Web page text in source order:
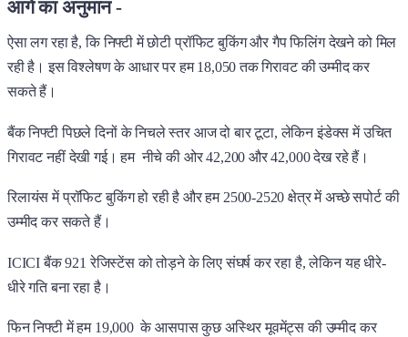
आगे का अनुमान -
ऐसा लग रहा है, कि निफ्टी में छोटी प्रॉफिट बुकिंग और गैप फिलिंग देखने को मिल
रही है। इस विश्लेषण के आधार पर हम 18,050 तक गिरावट की उम्मीद कर
सकते हैं।
बैंक निफ्टी पिछले दिनों के निचले स्तर आज दो बार टूटा, लेकिन इंडेक्स में उचित
गिरावट नहीं देखी गई। हम नीचे की ओर 42,200 और 42,000 देख रहे हैं।
रिलायंस में प्रॉफिट बुकिंग हो रही है और हम 2500-2520 क्षेत्र में अच्छे सपोर्ट की
उम्मीद कर सकते हैं।
ICICI बैंक 921 रेजिस्टेंस को तोड़ने के लिए संघर्ष कर रहा है, लेकिन यह धीरे-
धीरे गति बना रहा है।
फिन निफ्टी में हम 19,000 के आसपास कुछ अस्थिर मूवमेंट्स की उम्मीद कर